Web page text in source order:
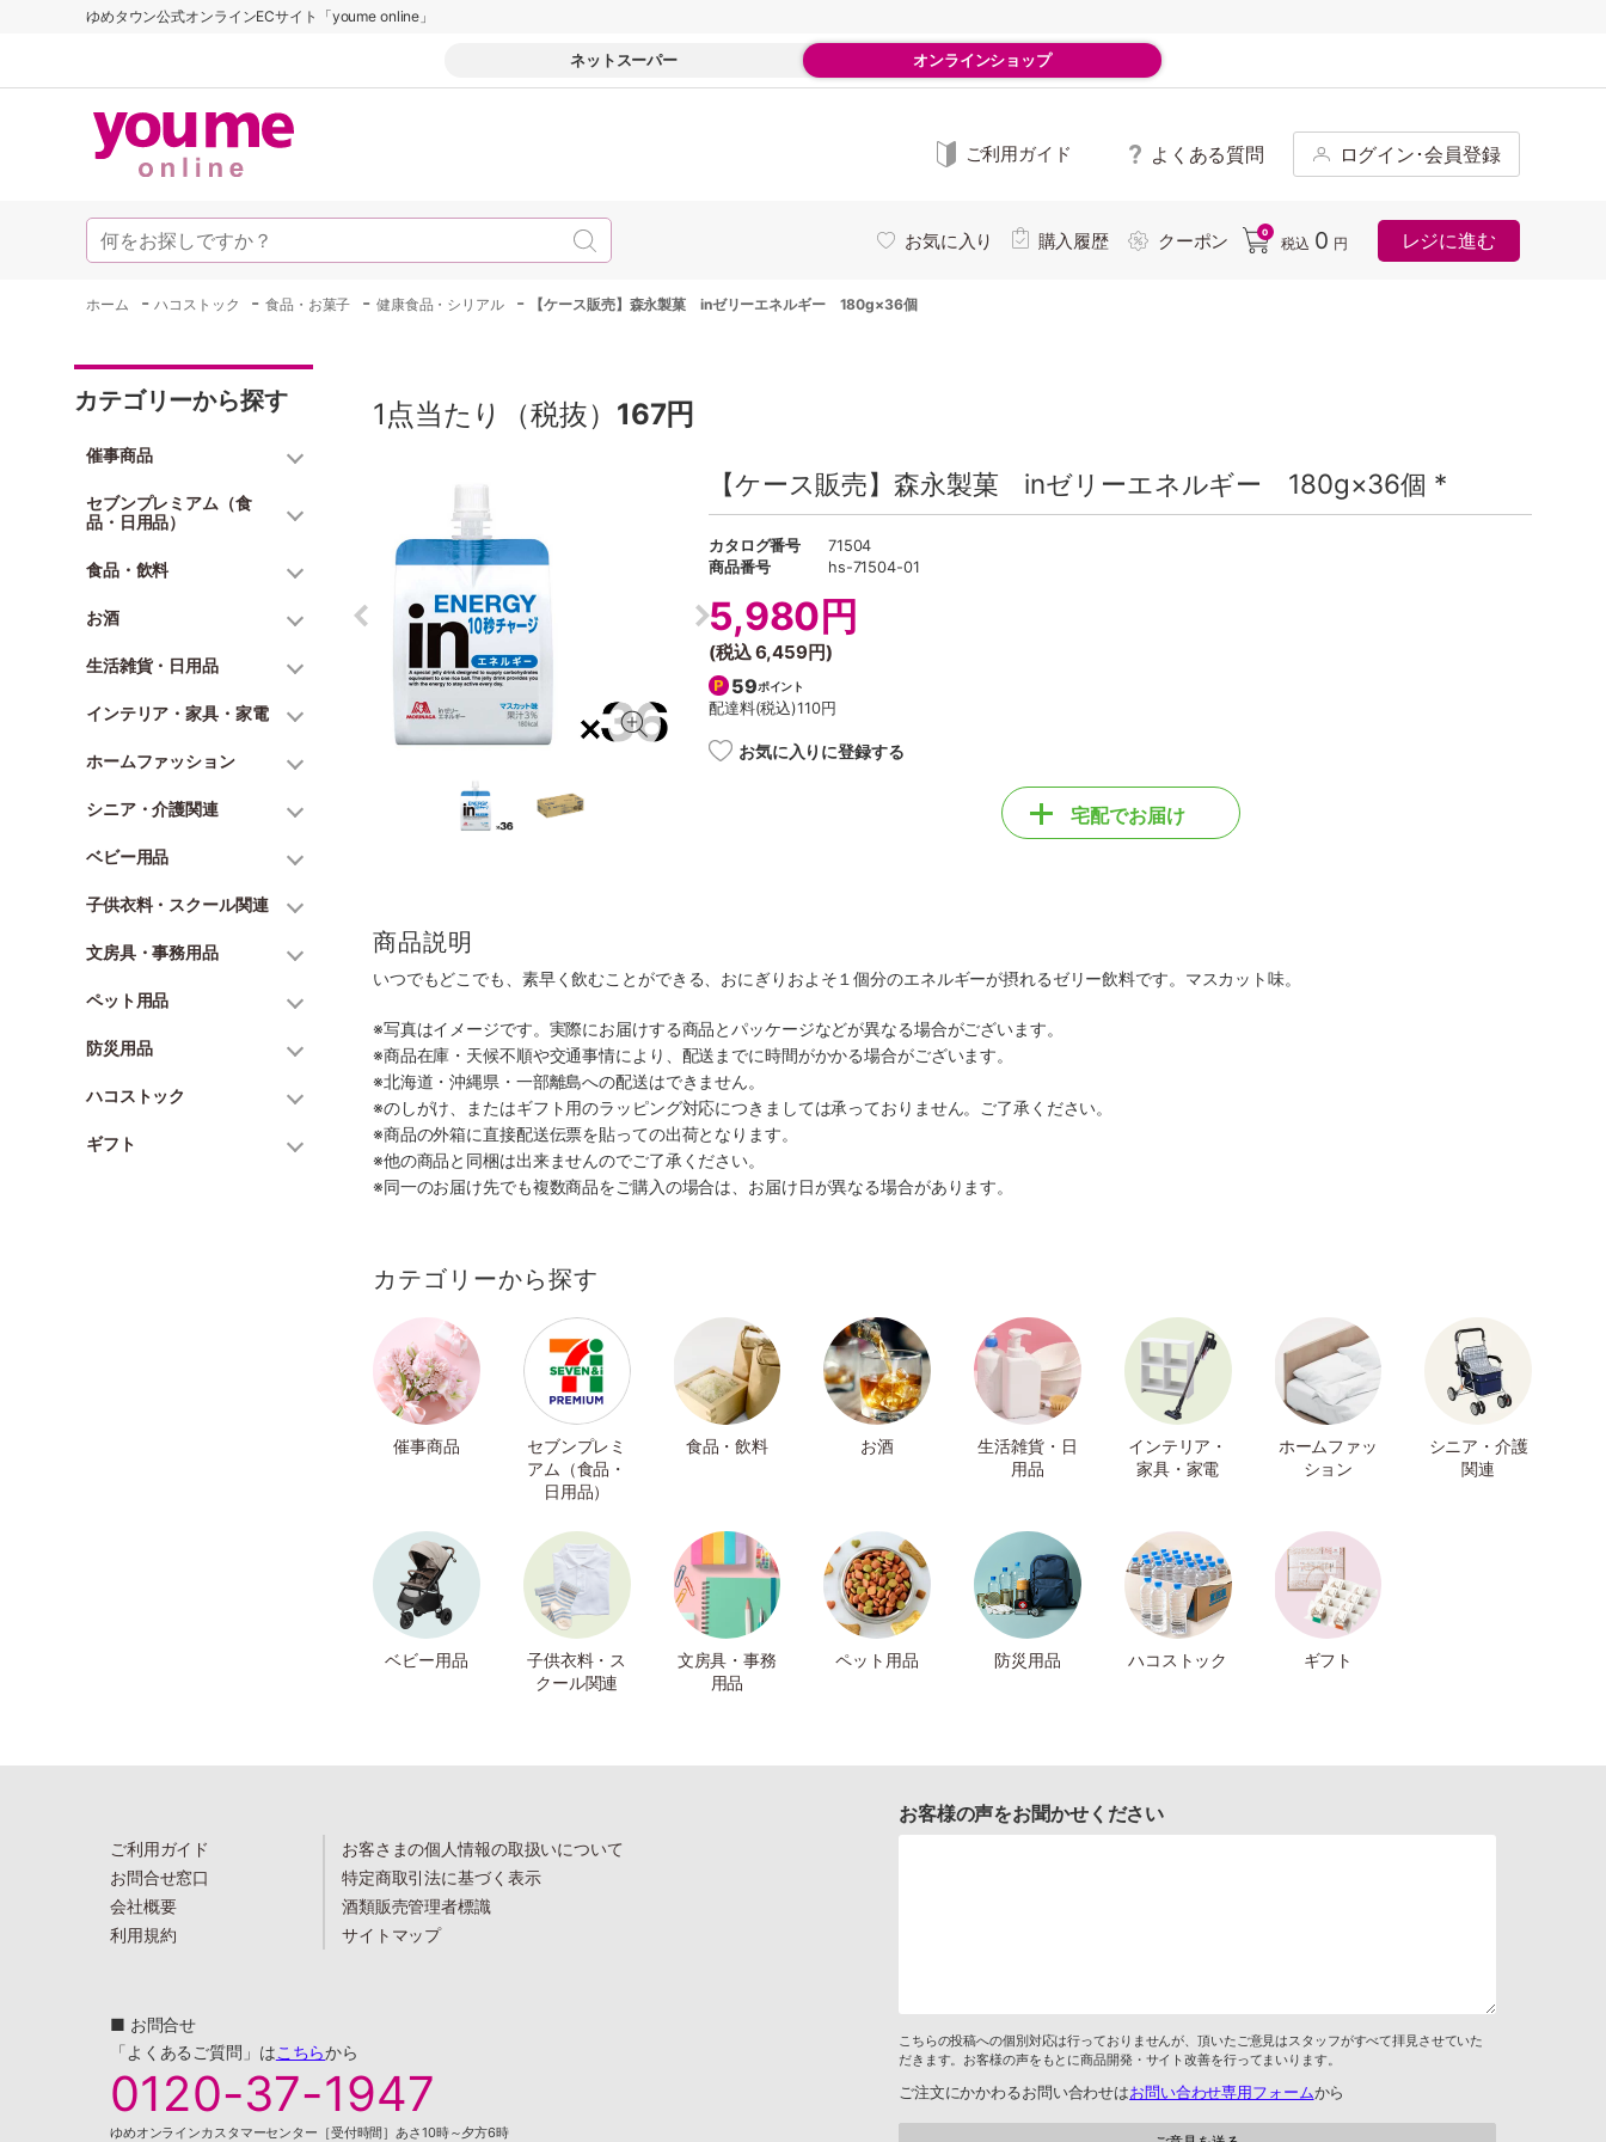
ゆめタウン公式オンラインECサイト「youme online」
ネットスーパー オンラインショップ
ご利用ガイド よくある質問 ログイン･会員登録
お気に入り 購入履歴 クーポン 0
税込 0 円 レジに進む
ホーム -ハコストック -食品・お菓子 - 健康食品・シリアル - 【ケース販売】森永製菓 inゼリーエネルギー 180g×36個
カテゴリーから探す
催事商品
セブンプレミアム（食
品・日用品）
食品・飲料
お酒
生活雑貨・日用品
インテリア・家具・家電
ホームファッション
シニア・介護関連
ベビー用品
子供衣料・スクール関連
文房具・事務用品
ペット用品
防災用品
ハコストック
ギフト
1点当たり（税抜） 167円
【ケース販売】森永製菓 inゼリーエネルギー 180g×36個 *
カタログ番号
71504
商品番号
hs-71504-01
5,980円
(税込6,459円)
59ポイント
配達料(税込)110円
お気に入りに登録する
宅配でお届け
商品説明
いつでもどこでも、素早く飲むことができる、おにぎりおよそ１個分のエネルギーが摂れるゼリー飲料です。マスカット味。
※写真はイメージです。実際にお届けする商品とパッケージなどが異なる場合がございます。
※商品在庫・天候不順や交通事情により、配送までに時間がかかる場合がございます。
※北海道・沖縄県・一部離島への配送はできません。
※のしがけ、またはギフト用のラッピング対応につきましては承っておりません。ご了承ください。
※商品の外箱に直接配送伝票を貼っての出荷となります。
※他の商品と同梱は出来ませんのでご了承ください。
※同一のお届け先でも複数商品をご購入の場合は、お届け日が異なる場合があります。
カテゴリーから探す
催事商品
セブンプレミ
アム（食品・
日用品）
食品・飲料 お酒
生活雑貨・日
用品
インテリア・
家具・家電
ホームファッ
ション
シニア・介護
関連
ベビー用品
子供衣料・ス
クール関連
文房具・事務
用品
ペット用品 防災用品 ハコストック ギフト
ご利用ガイド
お問合せ窓口
会社概要
利用規約
お客さまの個人情報の取扱いについて
特定商取引法に基づく表示
酒類販売管理者標識
サイトマップ
■ お問合せ
「よくあるご質問」はこちらから
0120-37-1947
ゆめオンラインカスタマーセンター［受付時間］あさ10時～夕方6時
お客様の声をお聞かせください
こちらの投稿への個別対応は行っておりませんが、頂いたご意見はスタッフがすべて拝見させていた
だきます。お客様の声をもとに商品開発・サイト改善を行ってまいります。
ご注文にかかわるお問い合わせはお問い合わせ専用フォームから